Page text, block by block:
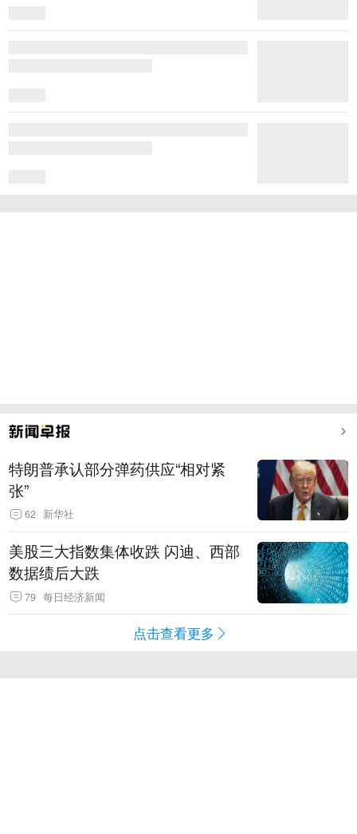
特朗普承认部分弹药供应“相对紧
张”
62 新华社
美股三大指数集体收跌 闪迪、西部
数据绩后大跌
79 每日经济新闻
点击查看更多